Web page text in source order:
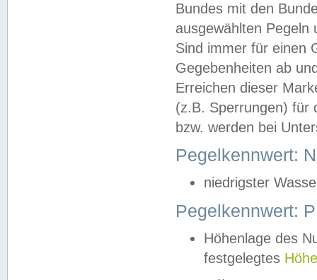
Bundes mit den
ausgewählten
Sind immer für einen
Gegebenheiten ab
Erreichen dieser
(z.B. Sperrungen) für
bzw. werden bei
Pegelkennwert:
niedrigster
Pegelkennwert:
Höhenlage des
festgelegtes